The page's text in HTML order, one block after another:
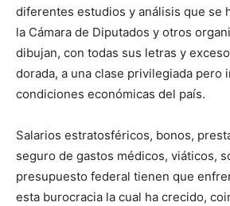
diferentes estudios y análisis que se
la Cámara de Diputados y otros
dibujan, con todas sus letras y
dorada, a una clase privilegiada pero
condiciones económicas del país.
Salarios estratosféricos, bonos,
seguro de gastos médicos, viáticos,
presupuesto federal tienen que
esta burocracia la cual ha crecido,